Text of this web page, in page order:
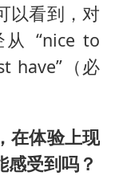
以看到，对
“nice to
have”（必
在体验上现
受到吗？